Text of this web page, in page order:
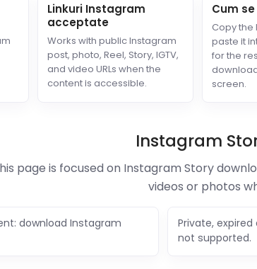
Linkuri Instagram
acceptate
Works with public Instagram
post, photo, Reel, Story, IGTV,
and video URLs when the
content is accessible.
Cum
Copy the
paste it
for the
screen.
Instagram
page is focused on Instagram Story
videos or photos
download Instagram
Private,
not supported.